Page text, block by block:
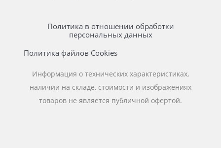
Политика в отношении обработки
персональных данных
Политика файлов Cookies
Информация о технических характеристиках,
наличии на складе, стоимости и изображениях
товаров не является публичной офертой.